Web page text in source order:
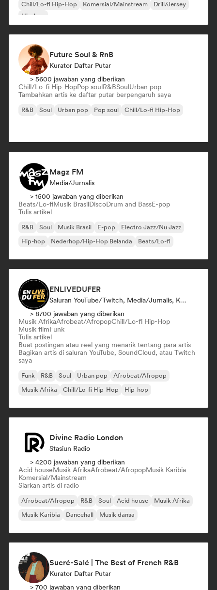
Chill/Lo-fi Hip-Hop
Komersial/Mainstream
Drill/Jersey
Hip-hop
Future Soul & RnB
Kurator Daftar Putar
> 5600 jawaban yang diberikan
Chill/Lo-fi Hip-HopPop soulR&BSoulUrban pop
Tambahkan artis ke daftar putar berpengaruh saya
R&B Soul Urban pop Pop soul Chill/Lo-fi Hip-Hop
Magz FM
Media/Jurnalis
> 1500 jawaban yang diberikan
Beats/Lo-fiMusik BrasilDiscoDrum and BassE-pop
Tulis artikel
R&B Soul Musik Brasil E-pop
Electro Jazz/Nu Jazz
Hip-hop
Nederhop/Hip-Hop Belanda Beats/Lo-fi
ENLIVEDUFER
Saluran YouTube/Twitch, Media/Jurnalis, Kurator Media Sosial
> 8700 jawaban yang diberikan
Musik AfrikaAfrobeat/AfropopChill/Lo-fi Hip-Hop
Musik filmFunk
Tulis artikel
Buat postingan atau reel yang menarik tentang para artis
Bagikan artis di saluran YouTube, SoundCloud, atau Twitch
saya
Funk R&B Soul Urban pop
Afrobeat/Afropop
Musik Afrika
Chill/Lo-fi Hip-Hop Hip-hop
Divine Radio London
Stasiun Radio
> 4200 jawaban yang diberikan
Acid houseMusik AfrikaAfrobeat/AfropopMusik Karibia
Komersial/Mainstream
Siarkan artis di radio
Afrobeat/Afropop R&B Soul Acid house
Musik Afrika
Musik Karibia
Dancehall Musik dansa
Sucré-Salé | The Best of French R&B
Kurator Daftar Putar
> 700 jawaban yang diberikan